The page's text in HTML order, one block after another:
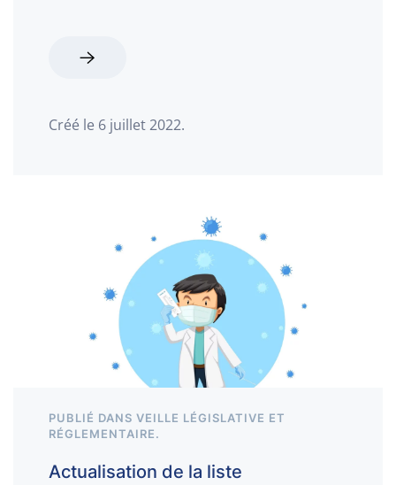
Créé le 6 juillet 2022.
PUBLIÉ DANS VEILLE LÉGISLATIVE ET
RÉGLEMENTAIRE.
Actualisation de la liste